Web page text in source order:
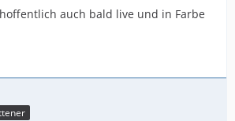
auch bald live und in Farbe